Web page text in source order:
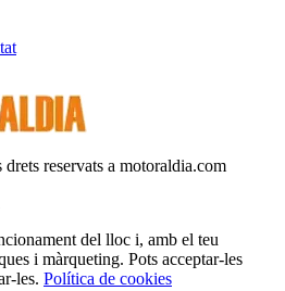
reservats a motoraldia.com
del lloc i, amb el teu
i màrqueting. Pots acceptar-les
les. Política de cookies